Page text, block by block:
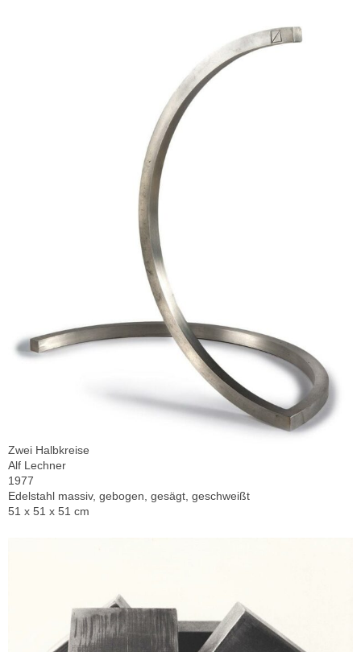
Zwei Halbkreise
Alf Lechner
1977
Edelstahl massiv, gebogen, gesägt, geschweißt
51 x 51 x 51 cm